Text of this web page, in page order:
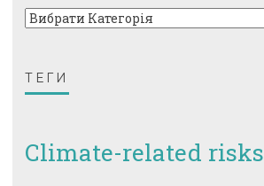
ТЕГИ
Climate-related risks